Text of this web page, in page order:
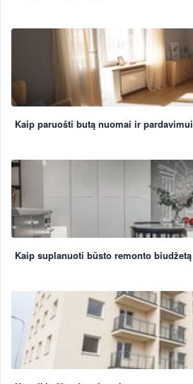
Kaip paruošti butą nuomai ir pardavimui
Kaip suplanuoti būsto remonto biudžetą